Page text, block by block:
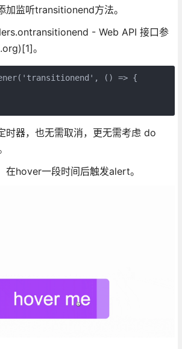
加监听transitionend方法。
- Web API 接口参
。
() => {
时器，也无需取消，更无需考虑 do
在hover一段时间后触发alert。